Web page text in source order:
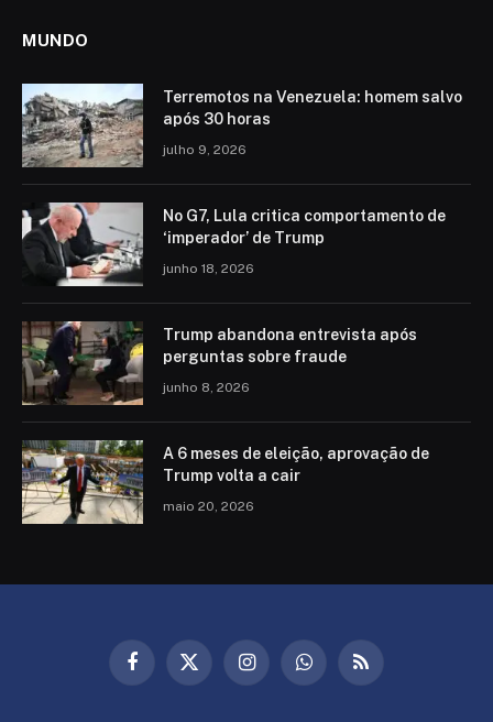
MUNDO
Terremotos na Venezuela: homem salvo
após 30 horas
julho 9, 2026
No G7, Lula critica comportamento de
‘imperador’ de Trump
junho 18, 2026
Trump abandona entrevista após
perguntas sobre fraude
junho 8, 2026
A 6 meses de eleição, aprovação de
Trump volta a cair
maio 20, 2026
Facebook
X
InstagramWhatsAppRSS